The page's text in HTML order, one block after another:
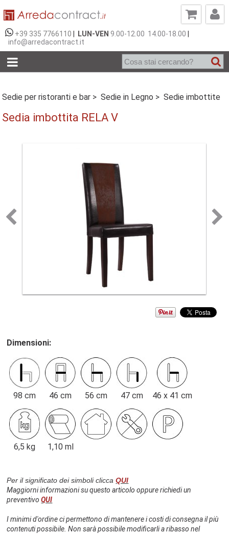
+39 335 7766110 LUN-VEN 9.00-12.00 14.00-18.00
info@arredacontract.it
Sedie per ristoranti e bar > Sedie in Legno > Sedie imbottite
Sedia imbottita RELA V
Dimensioni:
98 cm 46 cm 56 cm 47 cm 46 x 41 cm
6,5 kg 1,10 ml
Per il significato dei simboli cliccaQUI
Maggiorni informazioni su questo articolo oppure richiedi un
preventivoQUI
I minimi d'ordine ci permettono di mantenere i costi di consegna il più
contenuti possibile. Non sarà possibile modificarli a ribasso nel